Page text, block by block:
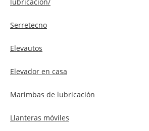
Serretecno
Elevautos
Elevador en casa
Marimbas de lubricación
Llanteras móviles